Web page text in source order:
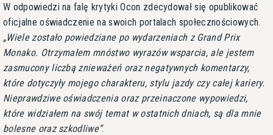
W odpowiedzi na falę krytyki Ocon zdecydował się opublikować
oficjalne oświadczenie na swoich portalach społecznościowych.
Wiele zostało powiedziane po wydarzeniach z Grand Prix
Monako. Otrzymałem mnóstwo wyrazów wsparcia, ale jestem
zasmucony liczbą znieważeń oraz negatywnych komentarzy,
które dotyczyły mojego charakteru, stylu jazdy czy całej kariery.
Nieprawdziwe oświadczenia oraz przeinaczone wypowiedzi,
które widziałem na swój temat w ostatnich dniach, są dla mnie
bolesne oraz szkodliwe .